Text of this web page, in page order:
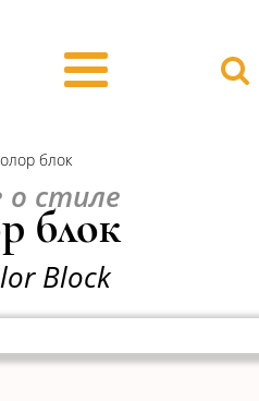
блок
о стиле
блок
Block